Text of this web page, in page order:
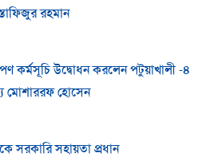
রহমান
কর্মসূচি উদ্বোধন করলেন পটুয়াখালী -৪
হোসেন
সরকারি সহায়তা প্রধান